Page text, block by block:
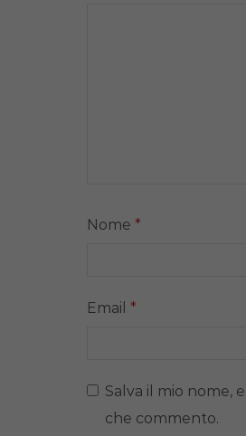
Nome *
Email *
Salva il mio nome,
che commento.